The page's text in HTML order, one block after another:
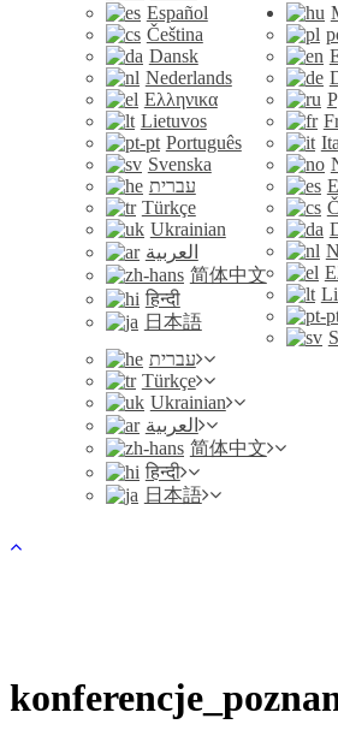
Español
Čeština
Dansk
Nederlands
Ελληνικα
Lietuvos
Português
Svenska
עברית
Türkçe
Ukrainian
العربية
简体中文
हिन्दी
日本語
עברית
Türkçe
Ukrainian
العربية
简体中文
हिन्दी
日本語